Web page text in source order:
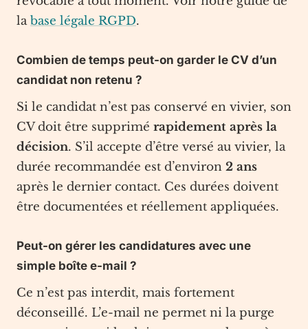
la base légale RGPD.
Combien de temps peut-on garder le CV d’un
candidat non retenu ?
Si le candidat n’est pas conservé en vivier, son
CV doit être supprimé rapidement après la
décision. S’il accepte d’être versé au vivier, la
durée recommandée est d’environ 2 ans
après le dernier contact. Ces durées doivent
être documentées et réellement appliquées.
Peut-on gérer les candidatures avec une
simple boîte e-mail ?
Ce n’est pas interdit, mais fortement
déconseillé. L’e-mail ne permet ni la purge